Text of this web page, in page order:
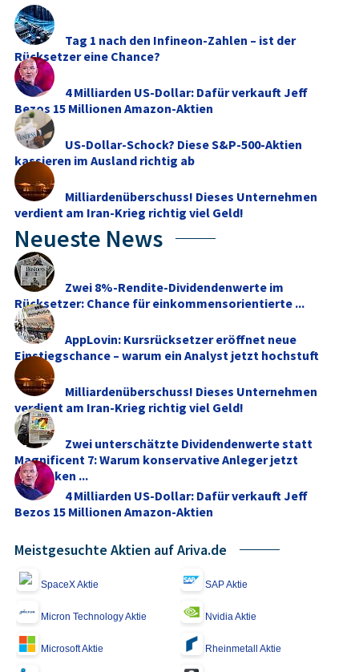
Tag 1 nach den Infineon-Zahlen – ist der
Rücksetzer eine Chance?
4 Milliarden US-Dollar: Dafür verkauft Jeff
Bezos 15 Millionen Amazon-Aktien
US-Dollar-Schock? Diese S&P-500-Aktien
kassieren im Ausland richtig ab
Milliardenüberschuss! Dieses Unternehmen
verdient am Iran-Krieg richtig viel Geld!
Neueste News
Zwei 8%-Rendite-Dividendenwerte im
Rücksetzer: Chance für einkommensorientierte ...
AppLovin: Kursrücksetzer eröffnet neue
Einstiegschance – warum ein Analyst jetzt hochstuft
Milliardenüberschuss! Dieses Unternehmen
verdient am Iran-Krieg richtig viel Geld!
Zwei unterschätzte Dividendenwerte statt
Magnificent 7: Warum konservative Anleger jetzt
umdenken ...
4 Milliarden US-Dollar: Dafür verkauft Jeff
Bezos 15 Millionen Amazon-Aktien
Meistgesuchte Aktien auf Ariva.de
SpaceX Aktie SAP Aktie
Micron Technology Aktie Nvidia Aktie
Microsoft Aktie Rheinmetall Aktie